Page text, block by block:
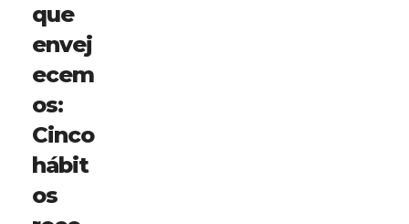
que
envej
ecem
os:
Cinco
hábit
os